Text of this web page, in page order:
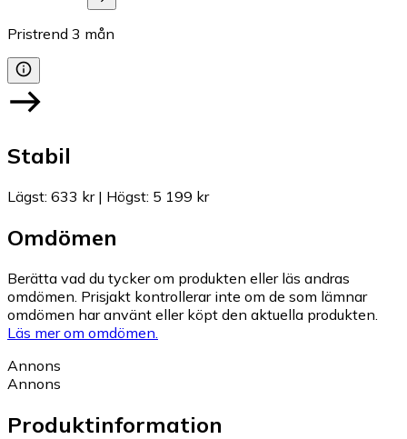
Pristrend 3 mån
Stabil
Lägst: 633 kr| Högst: 5 199 kr
Omdömen
Berätta vad du tycker om produkten eller läs andras
omdömen. Prisjakt kontrollerar inte om de som lämnar
omdömen har använt eller köpt den aktuella produkten.
Läs mer om omdömen.
Annons
Annons
Produktinformation